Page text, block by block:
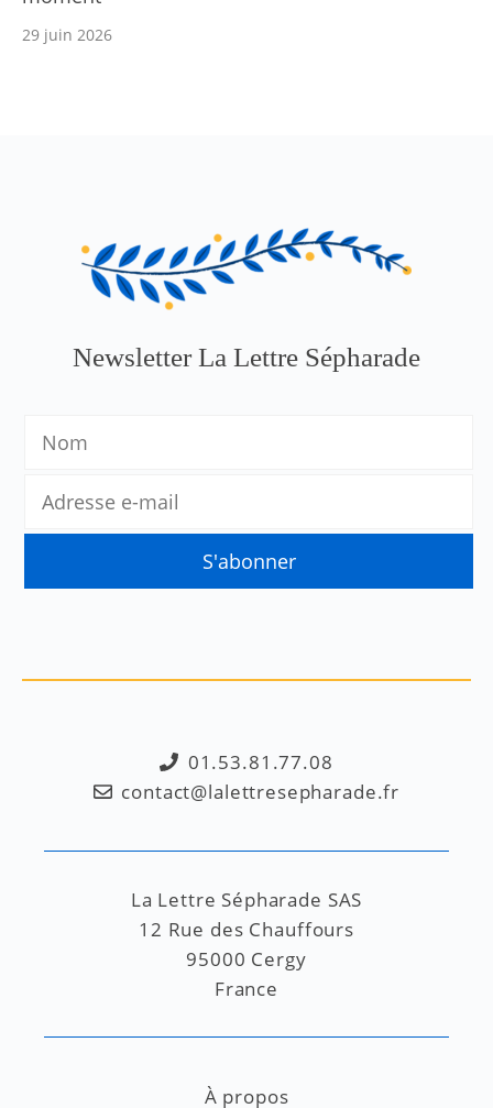
29 juin 2026
Newsletter La Lettre Sépharade
01.53.81.77.08
contact@lalettresepharade.fr
La Lettre Sépharade SAS
12 Rue des Chauffours
95000 Cergy
France
À propos